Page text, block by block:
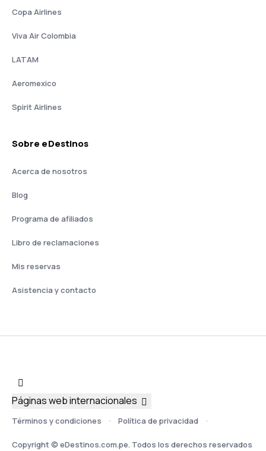
Copa Airlines
Viva Air Colombia
LATAM
Aeromexico
Spirit Airlines
Sobre eDestinos
Acerca de nosotros
Blog
Programa de afiliados
Libro de reclamaciones
Mis reservas
Asistencia y contacto
Términos y condiciones Política de privacidad
Copyright © eDestinos.com.pe. Todos los derechos reservados
Páginas web internacionales